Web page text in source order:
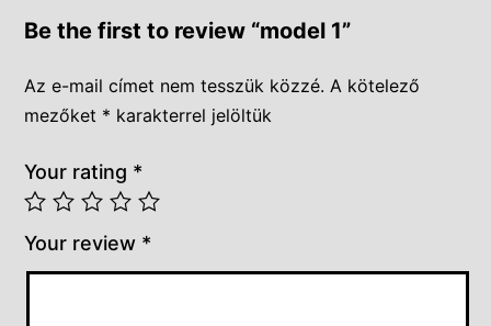
Be the first to review “model 1”
Az e-mail címet nem tesszük közzé. A kötelező
mezőket * karakterrel jelöltük
Your rating *
Your review *